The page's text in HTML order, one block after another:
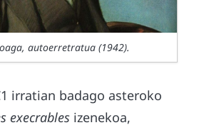
autoerretratua (1942).
irratian badago asteroko
execrables izenekoa,